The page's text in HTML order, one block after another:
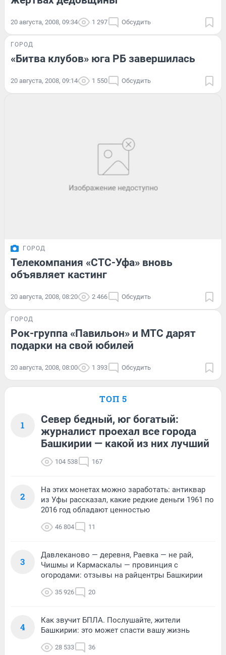
20 августа, 2008, 09:34 1 297 Обсудить
ГОРОД
«Битва клубов» юга РБ завершилась
20 августа, 2008, 09:14 1 550 Обсудить
ГОРОД
Телекомпания «СТС-Уфа» вновь
объявляет кастинг
20 августа, 2008, 08:20 2 466 Обсудить
ГОРОД
Рок-группа «Павильон» и МТС дарят
подарки на свой юбилей
20 августа, 2008, 08:00 1 393 Обсудить
ТОП 5
1
Север бедный, юг богатый:
журналист проехал все города
Башкирии — какой из них лучший
104 538 167
2
На этих монетах можно заработать: антиквар
из Уфы рассказал, какие редкие деньги 1961 по
2016 год обладают ценностью
46 804 11
3
Давлеканово — деревня, Раевка — не рай,
Чишмы и Кармаскалы — провинция с
огородами: отзывы на райцентры Башкирии
35 926 20
4
Как звучит БПЛА. Послушайте, жители
Башкирии: это может спасти вашу жизнь
28 533 36